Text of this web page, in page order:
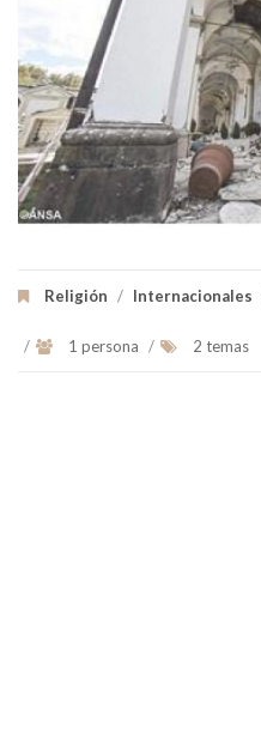
Religión / Internacionales
/ 1 persona / 2 temas